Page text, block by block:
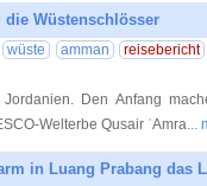
die Wüstenschlösser
wüste amman
reisebericht
Den Anfang
Welterbe Qusair ʿAmra...
in Luang Prabang das